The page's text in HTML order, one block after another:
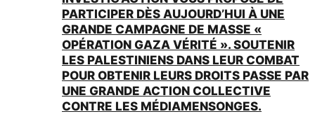
PARTICIPER DÈS AUJOURD’HUI À UNE
GRANDE CAMPAGNE DE MASSE «
OPÉRATION GAZA VÉRITÉ ». SOUTENIR
LES PALESTINIENS DANS LEUR COMBAT
POUR OBTENIR LEURS DROITS PASSE PAR
UNE GRANDE ACTION COLLECTIVE
CONTRE LES MÉDIAMENSONGES.